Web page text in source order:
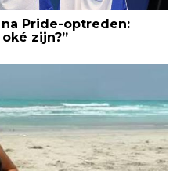
Pride-optreden:
zijn?”